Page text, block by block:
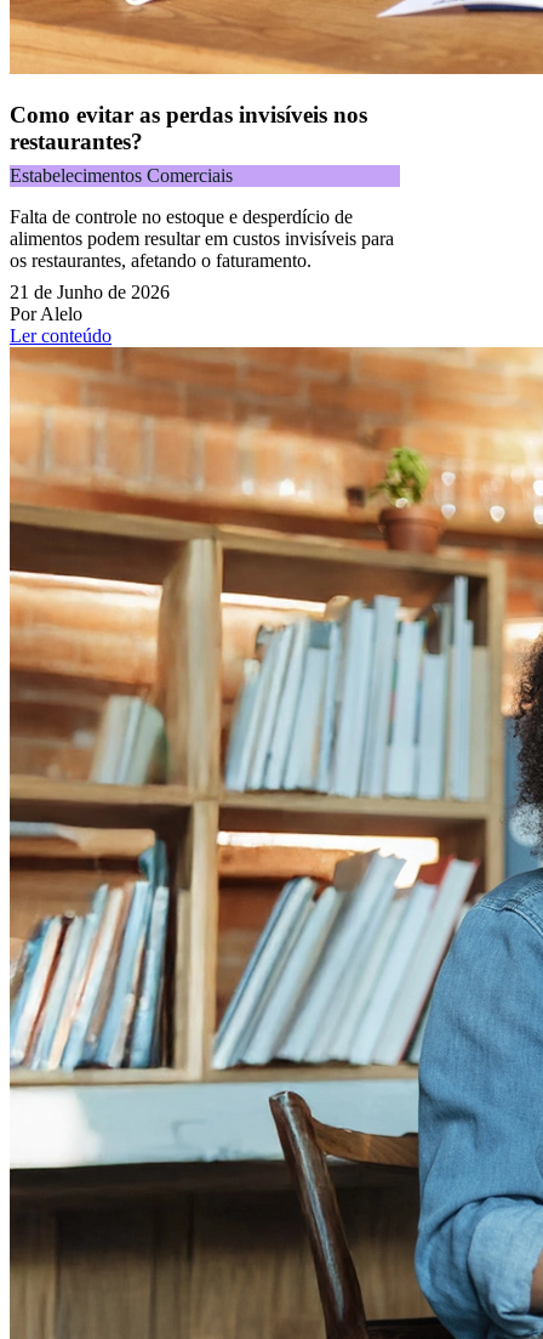
Como evitar as perdas invisíveis nos
restaurantes?
Estabelecimentos Comerciais
Falta de controle no estoque e desperdício de
alimentos podem resultar em custos invisíveis para
os restaurantes, afetando o faturamento.
21 de Junho de 2026
Por Alelo
Ler conteúdo